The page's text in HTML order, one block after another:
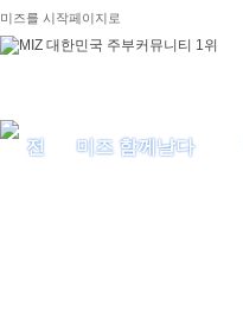
미즈를 시작페이지로
미즈 함께날다